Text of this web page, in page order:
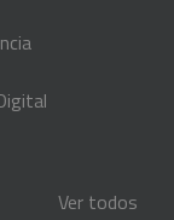
Ver todos